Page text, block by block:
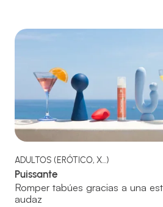
ADULTOS (ERÓTICO, X…)
Puissante
Romper tabúes gracias a una
audaz